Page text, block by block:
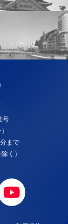
号
まで
く）